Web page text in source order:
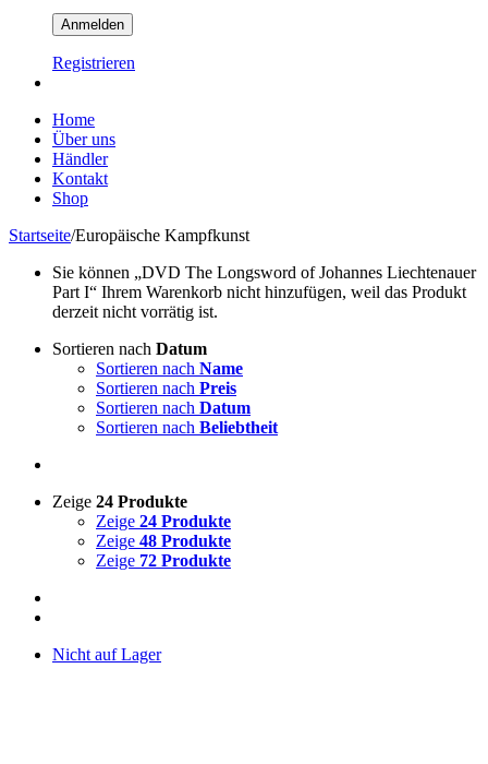
Registrieren
Home
Über uns
Händler
Kontakt
Shop
Startseite/Europäische Kampfkunst
Sie können „DVD The Longsword of Johannes Liechtenauer
Part I“ Ihrem Warenkorb nicht hinzufügen, weil das Produkt
derzeit nicht vorrätig ist.
Sortieren nach Datum
Sortieren nach Name
Sortieren nach Preis
Sortieren nach Datum
Sortieren nach Beliebtheit
Zeige 24 Produkte
Zeige 24 Produkte
Zeige 48 Produkte
Zeige 72 Produkte
Nicht auf Lager